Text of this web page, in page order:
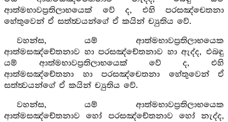
ආත්මභාවප්‍රතිලාභයෙක් වේ ද, එහි පරසඤ්චෙතනා
හේතුවෙන් ඒ සත්ත්‍වයන්ගේ ඒ කයින් ච්‍යුතිය වේ.
වහන්ස, යම් ආත්මභාවප්‍රතිලාභයෙක
ආත්මසඤ්චේතනාව හා පරසඤ්චේතනාව හා ඇද්ද, එබඳු
යම් ආත්මභාවප්‍රතිලාභයෙක් වේ ද, එහි
ආත්මසඤ්චේතනා හා පරසඤ්චෙතනා හේතුවෙන් ඒ
සත්ත්‍වයන්ගේ ඒ කයින් ච්‍යුතිය වේ.
වහන්ස, යම් ආත්මභාවප්‍රතිලාභයෙක
ආත්මසඤ්චේතනාව හෝ පරසඤ්චේතනාව හෝ නැද්ද,